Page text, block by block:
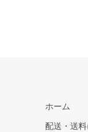
ホーム
配送・送